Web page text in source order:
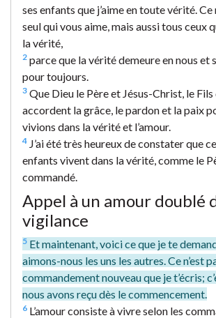
ses enfants que j’aime en toute vérité. Ce
seul qui vous aime, mais aussi tous ceux
la vérité,
2 parce que la vérité demeure en nous et
pour toujours.
3 Que Dieu le Père et Jésus-Christ, le Fils
accordent la grâce, le pardon et la paix
vivions dans la vérité et l’amour.
4 J’ai été très heureux de constater que
enfants vivent dans la vérité, comme le
commandé.
Appel à un amour doublé
vigilance
5 Et maintenant, voici ce que je te
aimons-nous les uns les autres. Ce n’est
commandement nouveau que je t’écris;
nous avons reçu dès le commencement.
6 L’amour consiste à vivre selon les